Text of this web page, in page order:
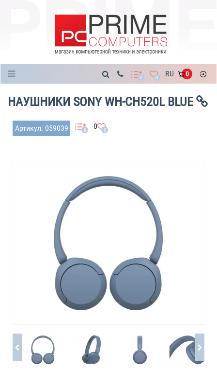
0 0 RU 0
НАУШНИКИ SONY WH-CH520L BLUE
Артикул: 059039 0 0 0